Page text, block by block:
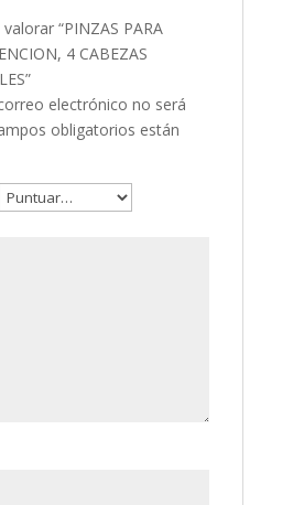
“PINZAS PARA
4 CABEZAS
electrónico no será
obligatorios están